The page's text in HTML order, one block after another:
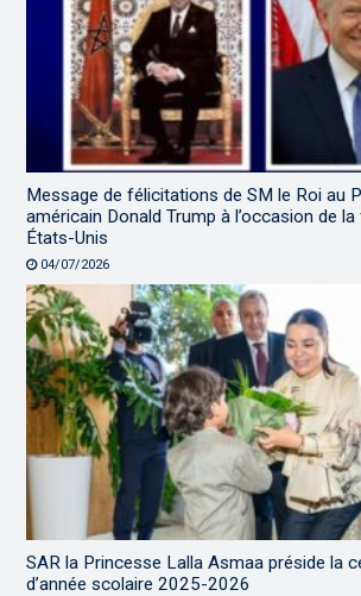
Message de félicitations de SM le Roi au
américain Donald Trump à l’occasion de
États-Unis
04/07/2026
SAR la Princesse Lalla Asmaa préside la
d’année scolaire 2025-2026